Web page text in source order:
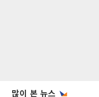
많이 본 뉴스